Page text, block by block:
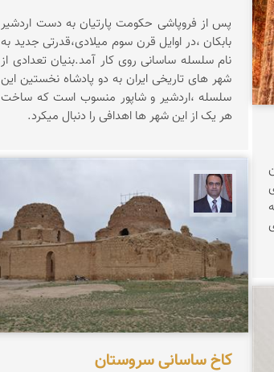
قمری
پس از فروپاشی حکومت پارتیان به دست اردشیر
بابکان ،در اوایل قرن سوم میلادی،قدرتی جدید به
نام سلسله ساسانی روی کار آمد.بنیان تعدادی از
شهر های تاریخی ایران به دو پادشاه نخستین این
سلسله ،اردشیر و شاپور منسوب است که ساخت
هر یک از این شهر ها اهدافی را دنبال میکرد.
نادر چقاجردی
کاخ ساسانی سروستان